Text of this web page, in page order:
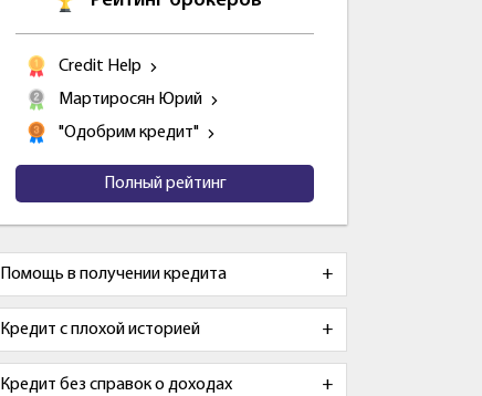
Credit Help
Мартиросян Юрий
"Одобрим кредит"
Полный рейтинг
Помощь в получении кредита
Кредит с плохой историей
Кредит без справок о доходах